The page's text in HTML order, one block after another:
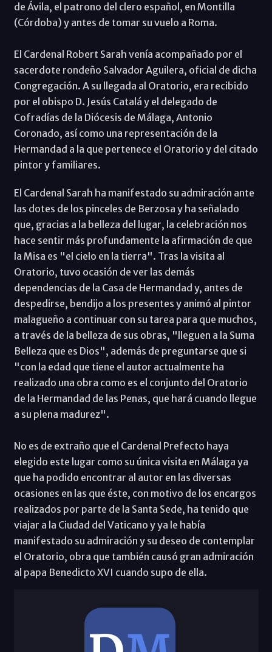
de Ávila, el patrono del clero español, en Montilla
(Córdoba) y antes de tomar su vuelo a Roma.
El Cardenal Robert Sarah venía acompañado por el
sacerdote rondeño Salvador Aguilera, oficial de dicha
Congregación. A su llegada al Oratorio, era recibido
por el obispo D. Jesús Catalá y el delegado de
Cofradías de la Diócesis de Málaga, Antonio
Coronado, así como una representación de la
Hermandad a la que pertenece el Oratorio y del citado
pintor y familiares.
El Cardenal Sarah ha manifestado su admiración ante
las dotes de los pinceles de Berzosa y ha señalado
que, gracias a la belleza del lugar, la celebración nos
hace sentir más profundamente la afirmación de que
la Misa es "el cielo en la tierra". Tras la visita al
Oratorio, tuvo ocasión de ver las demás
dependencias de la Casa de Hermandad y, antes de
despedirse, bendijo a los presentes y animó al pintor
malagueño a continuar con su tarea para que muchos,
a través de la belleza de sus obras, "lleguen a la Suma
Belleza que es Dios", además de preguntarse que si
"con la edad que tiene el autor actualmente ha
realizado una obra como es el conjunto del Oratorio
de la Hermandad de las Penas, que hará cuando llegue
a su plena madurez".
No es de extraño que el Cardenal Prefecto haya
elegido este lugar como su única visita en Málaga ya
que ha podido encontrar al autor en las diversas
ocasiones en las que éste, con motivo de los encargos
realizados por parte de la Santa Sede, ha tenido que
viajar a la Ciudad del Vaticano y ya le había
manifestado su admiración y su deseo de contemplar
el Oratorio, obra que también causó gran admiración
al papa Benedicto XVI cuando supo de ella.